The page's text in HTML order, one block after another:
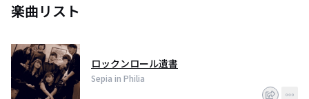
楽曲リスト
ロックンロール遺書
Sepia in Philia